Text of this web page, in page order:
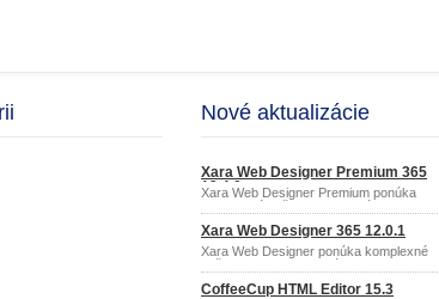
Nové aktualizácie
Xara Web Designer Premium 365
12.4.0
Xara Web Designer Premium ponúka
komplexné riešenie pre ľahkú tvorbu
moderných, pútavých webových stránok
s pomocou šablón.
Xara Web Designer 365 12.0.1
Xara Web Designer ponúka komplexné
riešenie pre jednoduchú tvorbu
moderných, pútavých webových stránok
s pomocou šablón.
CoffeeCup HTML Editor 15.3